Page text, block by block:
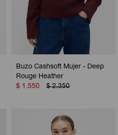
Buzo Cashsoft Mujer - Deep
Rouge Heather
$ 1.550 $ 2.350